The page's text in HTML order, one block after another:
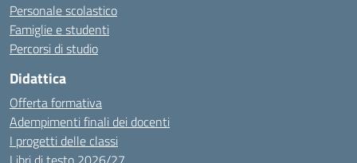
Personale scolastico
Famiglie e studenti
Percorsi di studio
Didattica
Offerta formativa
Adempimenti finali dei docenti
I progetti delle classi